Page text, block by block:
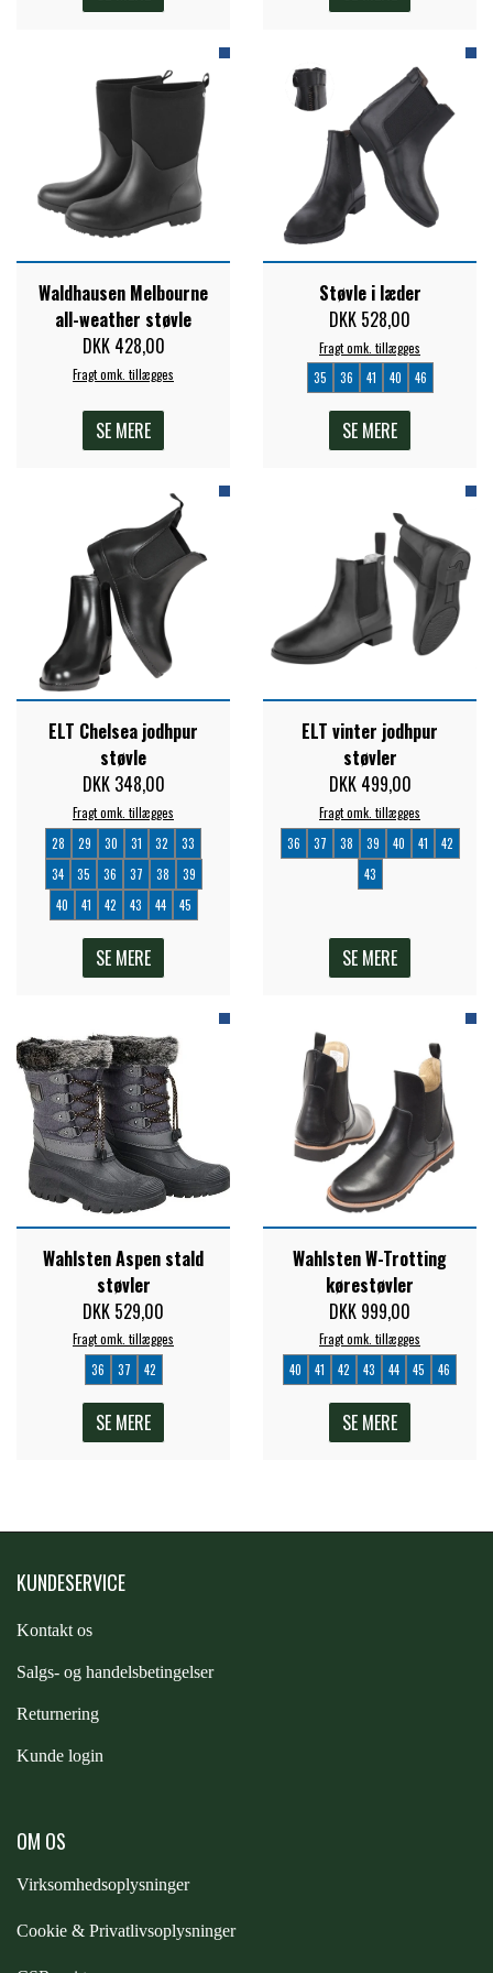
PREMIER EQUINE KØLETERAPI
PREMIER EQUINE GROOMING & STALD
PREMIER EQUINE RYTTER
LIKIT
PHARMACARE
PREMIER EQUINE
STUD MUFFIN
TIMER GPS
WALDHAUSEN
QHP -BRANDS OF Q
PREMIER EQUINE INSEKTBESKYTTELSE
Waldhausen Melbourne
all-weather støvle
DKK 428,00
Fragt omk. tillægges
SE MERE
Støvle i læder
DKK 528,00
Fragt omk. tillægges
35
36 41 40 46
SE MERE
ELT Chelsea jodhpur
støvle
DKK 348,00
Fragt omk. tillægges
28
29 30 31 32
33
34
35 36 37 38
39
40
41 42 43 44 45
SE MERE
ELT vinter jodhpur
støvler
DKK 499,00
Fragt omk. tillægges
36
37 38 39 40 41
42
43
SE MERE
Wahlsten Aspen stald
støvler
DKK 529,00
Fragt omk. tillægges
36
37 42
SE MERE
Wahlsten W-Trotting
kørestøvler
DKK 999,00
Fragt omk. tillægges
40
41 42 43 44 45 46
SE MERE
KUNDESERVICE
Kontakt os
Salgs- og handelsbetingelser
Returnering
Kunde login
OM OS
Virksomhedsoplysninger
Cookie & Privatlivsoplysninger